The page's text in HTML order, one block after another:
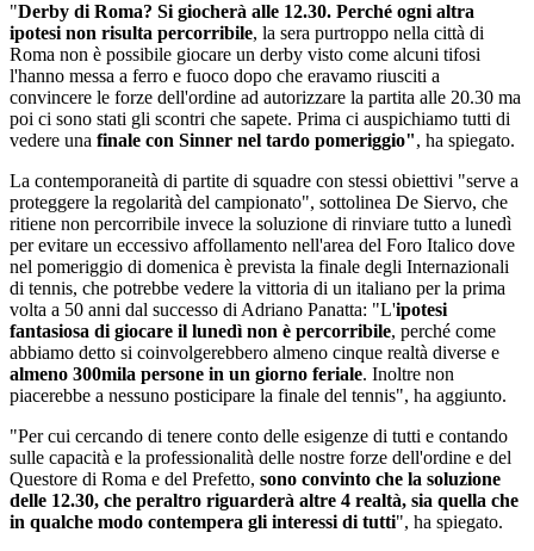
"Derby di Roma? Si giocherà alle 12.30. Perché ogni altra
ipotesi non risulta percorribile, la sera purtroppo nella città di
Roma non è possibile giocare un derby visto come alcuni tifosi
l'hanno messa a ferro e fuoco dopo che eravamo riusciti a
convincere le forze dell'ordine ad autorizzare la partita alle 20.30 ma
poi ci sono stati gli scontri che sapete. Prima ci auspichiamo tutti di
vedere una finale con Sinner nel tardo pomeriggio", ha spiegato.
La contemporaneità di partite di squadre con stessi obiettivi "serve a
proteggere la regolarità del campionato", sottolinea De Siervo, che
ritiene non percorribile invece la soluzione di rinviare tutto a lunedì
per evitare un eccessivo affollamento nell'area del Foro Italico dove
nel pomeriggio di domenica è prevista la finale degli Internazionali
di tennis, che potrebbe vedere la vittoria di un italiano per la prima
volta a 50 anni dal successo di Adriano Panatta: "L'ipotesi
fantasiosa di giocare il lunedì non è percorribile, perché come
abbiamo detto si coinvolgerebbero almeno cinque realtà diverse e
almeno 300mila persone in un giorno feriale. Inoltre non
piacerebbe a nessuno posticipare la finale del tennis", ha aggiunto.
"Per cui cercando di tenere conto delle esigenze di tutti e contando
sulle capacità e la professionalità delle nostre forze dell'ordine e del
Questore di Roma e del Prefetto, sono convinto che la soluzione
delle 12.30, che peraltro riguarderà altre 4 realtà, sia quella che
in qualche modo contempera gli interessi di tutti", ha spiegato.